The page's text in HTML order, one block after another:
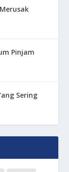
Pinjam
Sering